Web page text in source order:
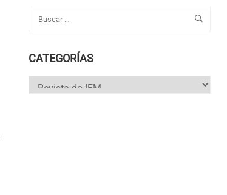
CATEGORÍAS
Categorías